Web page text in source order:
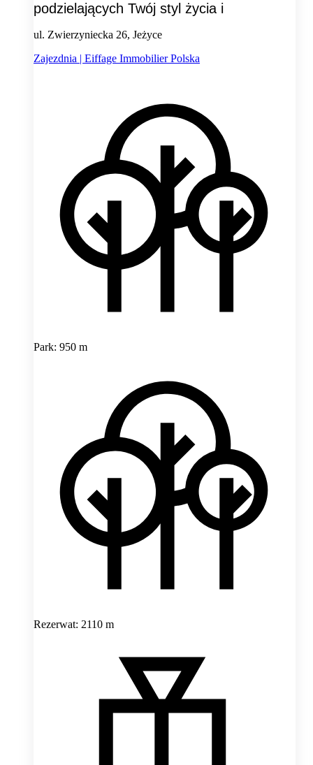
podzielających Twój styl życia i
ul. Zwierzyniecka 26, Jeżyce
Zajezdnia | Eiffage Immobilier Polska
Park: 950 m
Rezerwat: 2110 m